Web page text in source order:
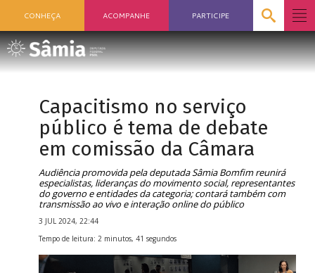
CONHEÇA ACOMPANHE PARTICIPE
Capacitismo no serviço
público é tema de debate
em comissão da Câmara
Audiência promovida pela deputada Sâmia Bomfim reunirá
especialistas, lideranças do movimento social, representantes
do governo e entidades da categoria; contará também com
transmissão ao vivo e interação online do público
3 JUL 2024, 22:44
Tempo de leitura: 2 minutos, 41 segundos